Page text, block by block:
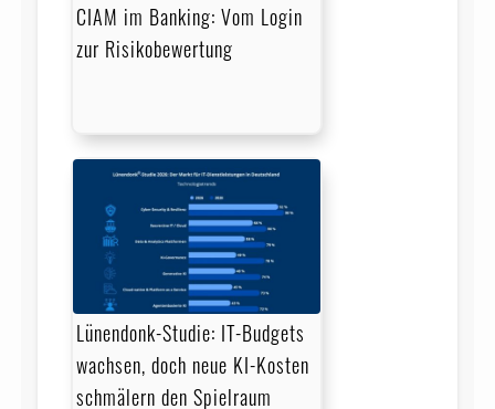
CIAM im Banking: Vom Login
zur Risikobewertung
Lünendonk-Studie: IT-Budgets
wachsen, doch neue KI-Kosten
schmälern den Spielraum